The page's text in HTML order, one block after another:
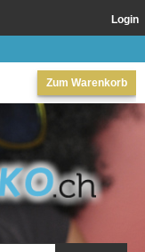
Login
Zum Warenkorb